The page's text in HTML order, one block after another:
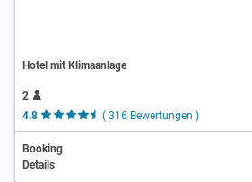
Hotel mit Klimaanlage
2
4.8
( 316 Bewertungen )
Booking
Details